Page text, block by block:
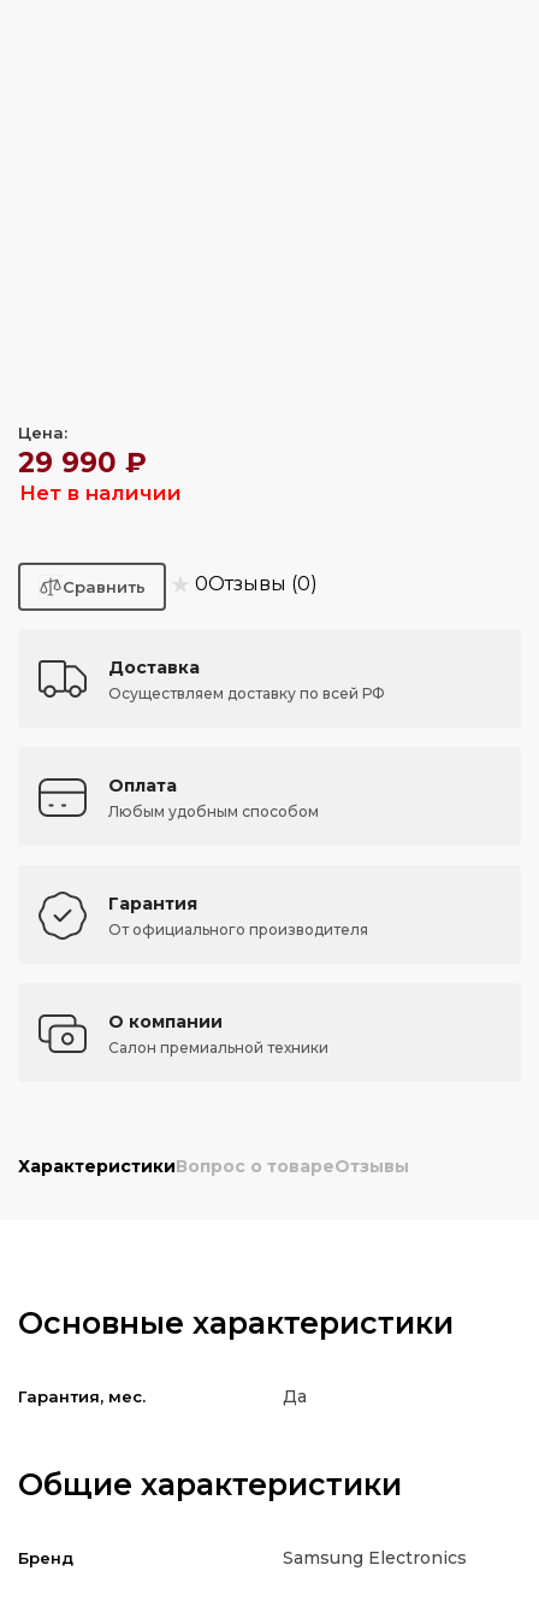
Цена:
29 990 ₽
Нет в наличии
★ 0Отзывы (0)
Доставка
Осуществляем доставку по всей РФ
Оплата
Любым удобным способом
Гарантия
От официального производителя
О компании
Салон премиальной техники
ХарактеристикиВопрос о товареОтзывы
Основные характеристики
Гарантия, мес. Да
Общие характеристики
Бренд Samsung Electronics